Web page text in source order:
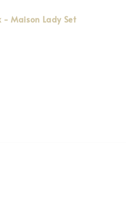
- Maison Lady Set